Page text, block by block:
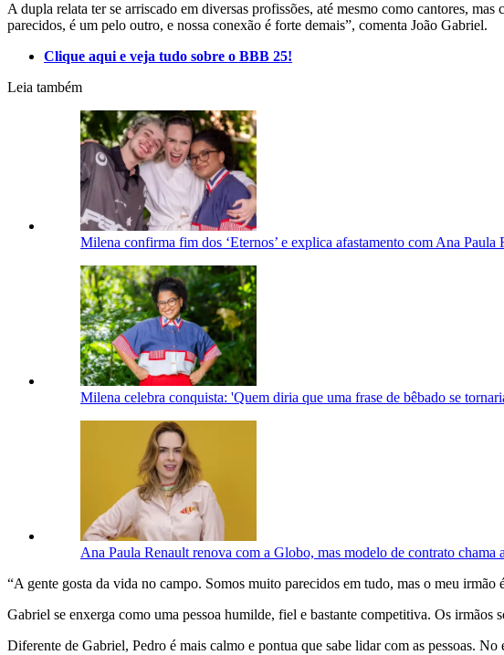
A dupla relata ter se arriscado em diversas profissões, até mesmo como cantores,
parecidos, é um pelo outro, e nossa conexão é forte demais”, comenta João Gabriel.
Clique aqui e veja tudo sobre o BBB 25!
Leia também
Milena confirma fim dos ‘Eternos’ e explica afastamento com Ana Paula
Milena celebra conquista: 'Quem diria que uma frase de bêbado se
Ana Paula Renault renova com a Globo, mas modelo de contrato chama
“A gente gosta da vida no campo. Somos muito parecidos em tudo, mas o meu
Gabriel se enxerga como uma pessoa humilde, fiel e bastante competitiva. Os
Diferente de Gabriel, Pedro é mais calmo e pontua que sabe lidar com as pessoas.